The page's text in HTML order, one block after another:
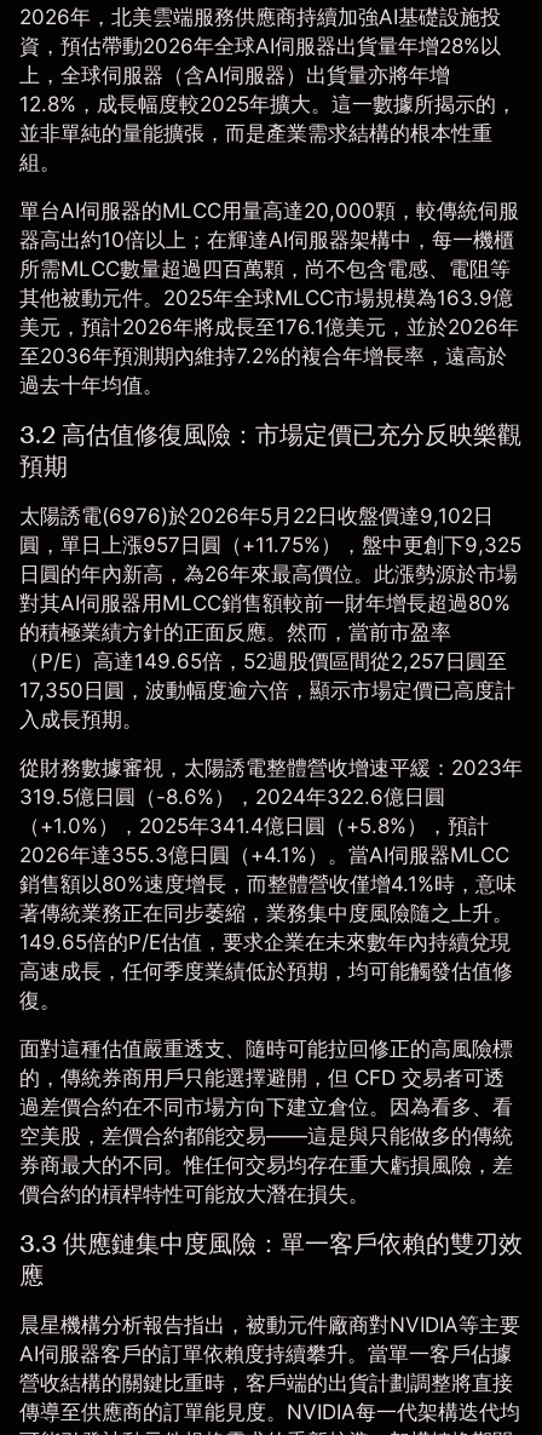
2026年，北美雲端服務供應商持續加強AI基礎設施投
資，預估帶動2026年全球AI伺服器出貨量年增28%以
上，全球伺服器（含AI伺服器）出貨量亦將年增
12.8%，成長幅度較2025年擴大。這一數據所揭示的，
並非單純的量能擴張，而是產業需求結構的根本性重
組。
單台AI伺服器的MLCC用量高達20,000顆，較傳統伺服
器高出約10倍以上；在輝達AI伺服器架構中，每一機櫃
所需MLCC數量超過四百萬顆，尚不包含電感、電阻等
其他被動元件。2025年全球MLCC市場規模為163.9億
美元，預計2026年將成長至176.1億美元，並於2026年
至2036年預測期內維持7.2%的複合年增長率，遠高於
過去十年均值。
3.2 高估值修復風險：市場定價已充分反映樂觀
預期
太陽誘電(6976)於2026年5月22日收盤價達9,102日
圓，單日上漲957日圓（+11.75%），盤中更創下9,325
日圓的年內新高，為26年來最高價位。此漲勢源於市場
對其AI伺服器用MLCC銷售額較前一財年增長超過80%
的積極業績方針的正面反應。然而，當前市盈率
（P/E）高達149.65倍，52週股價區間從2,257日圓至
17,350日圓，波動幅度逾六倍，顯示市場定價已高度計
入成長預期。
從財務數據審視，太陽誘電整體營收增速平緩：2023年
319.5億日圓（-8.6%），2024年322.6億日圓
（+1.0%），2025年341.4億日圓（+5.8%），預計
2026年達355.3億日圓（+4.1%）。當AI伺服器MLCC
銷售額以80%速度增長，而整體營收僅增4.1%時，意味
著傳統業務正在同步萎縮，業務集中度風險隨之上升。
149.65倍的P/E估值，要求企業在未來數年內持續兌現
高速成長，任何季度業績低於預期，均可能觸發估值修
復。
面對這種估值嚴重透支、隨時可能拉回修正的高風險標
的，傳統券商用戶只能選擇避開，但 CFD 交易者可透
過差價合約在不同市場方向下建立倉位。因為看多、看
空美股，差價合約都能交易——這是與只能做多的傳統
券商最大的不同。惟任何交易均存在重大虧損風險，差
價合約的槓桿特性可能放大潛在損失。
3.3 供應鏈集中度風險：單一客戶依賴的雙刃效
應
晨星機構分析報告指出，被動元件廠商對NVIDIA等主要
AI伺服器客戶的訂單依賴度持續攀升。當單一客戶佔據
營收結構的關鍵比重時，客戶端的出貨計劃調整將直接
傳導至供應商的訂單能見度。NVIDIA每一代架構迭代均